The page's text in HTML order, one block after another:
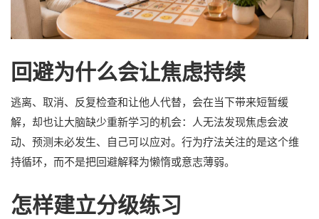
回避为什么会让焦虑持续
逃离、取消、反复检查和让他人代替，会在当下带来短暂缓
解，却也让大脑缺少重新学习的机会：人无法发现焦虑会波
动、预测未必发生、自己可以应对。行为疗法关注的是这个维
持循环，而不是把回避解释为懒惰或意志薄弱。
怎样建立分级练习